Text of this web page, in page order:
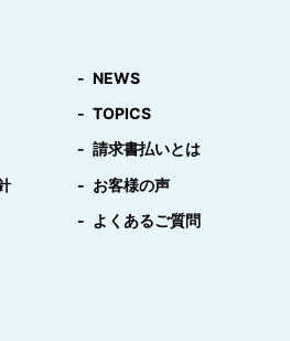
NEWS
TOPICS
請求書払いとは
お客様の声
よくあるご質問